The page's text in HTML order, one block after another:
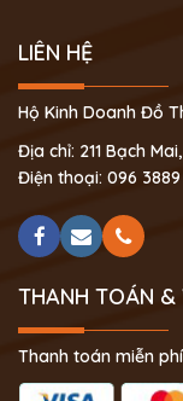
LIÊN HỆ
Hộ Kinh Doanh Đồ
Địa chỉ: 211 Bạch
Điện thoại: 096 3889
THANH TOÁN &
Thanh toán miễn phí